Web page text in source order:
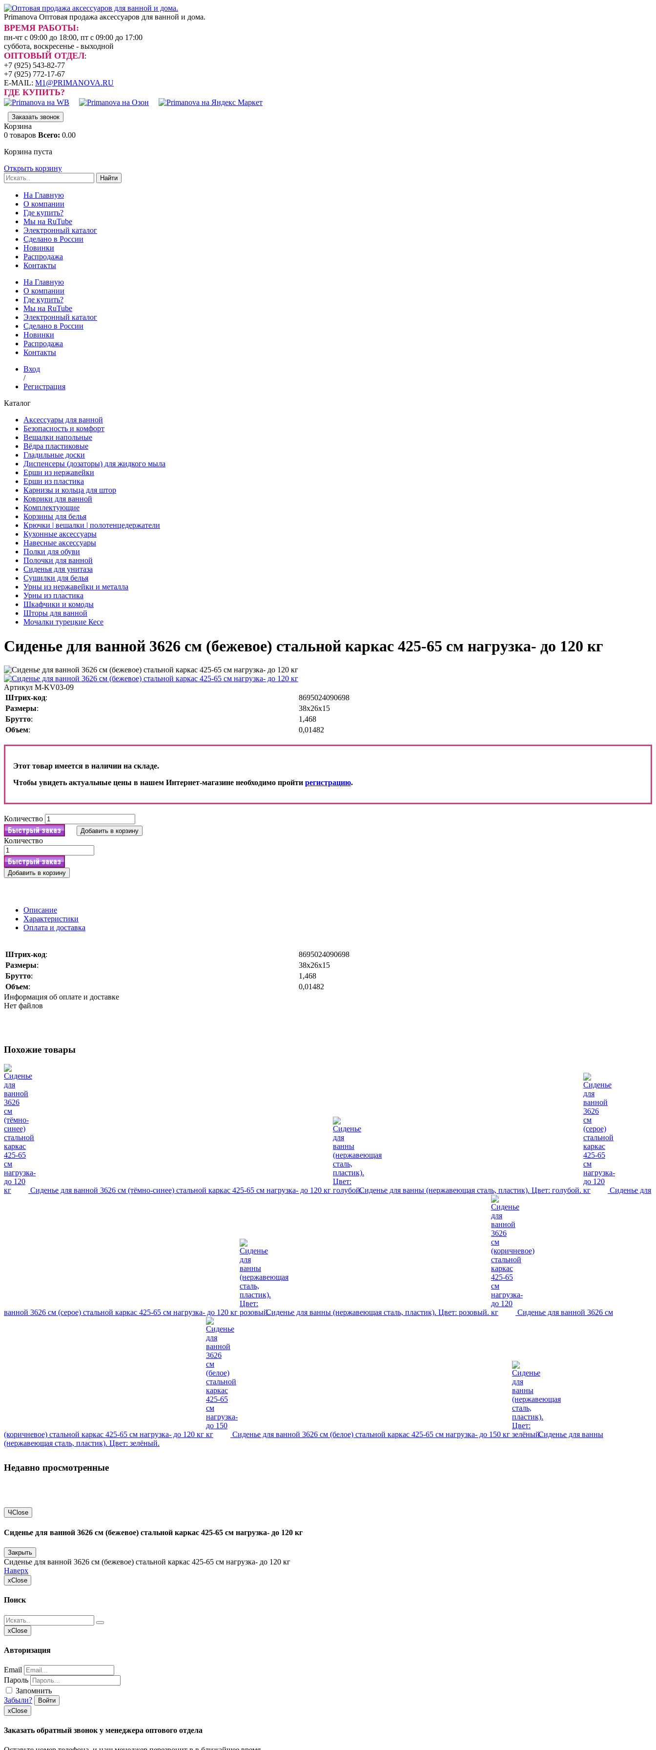
Primanova Оптовая продажа аксессуаров для ванной и дома.
ВРЕМЯ РАБОТЫ:
пн-чт с 09:00 до 18:00, пт с 09:00 до 17:00
суббота, воскресенье - выходной
ОПТОВЫЙ ОТДЕЛ:
+7 (925) 543-82-77
+7 (925) 772-17-67
E-MAIL: M1@PRIMANOVA.RU
ГДЕ КУПИТЬ?
Заказать звонок
Корзина
0 товаров Всего: 0.00
Корзина пуста
Открыть корзину
Найти
На Главную
О компании
Где купить?
Мы на RuTube
Электронный каталог
Сделано в России
Новинки
Распродажа
Контакты
На Главную
О компании
Где купить?
Мы на RuTube
Электронный каталог
Сделано в России
Новинки
Распродажа
Контакты
Вход
/
Регистрация
Каталог
Аксессуары для ванной
Безопасность и комфорт
Вешалки напольные
Вёдра пластиковые
Гладильные доски
Диспенсеры (дозаторы) для жидкого мыла
Ерши из нержавейки
Ерши из пластика
Карнизы и кольца для штор
Коврики для ванной
Комплектующие
Корзины для белья
Крючки | вешалки | полотенцедержатели
Кухонные аксессуары
Навесные аксессуары
Полки для обуви
Полочки для ванной
Сиденья для унитаза
Сушилки для белья
Урны из нержавейки и металла
Урны из пластика
Шкафчики и комоды
Шторы для ванной
Мочалки турецкие Кесе
Сиденье для ванной 3626 см (бежевое) стальной каркас 425-65 см нагрузка- до 120 кг
Артикул M-KV03-09
Штрих-код:
8695024090698
Размеры:
38х26х15
Брутто:
1,468
Объем: 0,01482
Этот товар имеется в наличии на складе.
Чтобы увидеть актуальные цены в нашем Интернет-магазине необходимо пройти регистрацию.
Количество
Быстрый заказ Добавить в корзину
Количество
Быстрый заказ
Добавить в корзину
Описание
Характеристики
Оплата и доставка
Штрих-код:
8695024090698
Размеры:
38х26х15
Брутто:
1,468
Объем:
0,01482
Информация об оплате и доставке
Нет файлов
Похожие товары
Сиденье для ванной 3626 см (тёмно-синее) стальной каркас 425-65 см нагрузка- до 120 кг Сиденье для ванны (нержавеющая сталь, пластик). Цвет: голубой. Сиденье для
ванной 3626 см (серое) стальной каркас 425-65 см нагрузка- до 120 кг Сиденье для ванны (нержавеющая сталь, пластик). Цвет: розовый. Сиденье для ванной 3626 см
(коричневое) стальной каркас 425-65 см нагрузка- до 120 кг Сиденье для ванной 3626 см (белое) стальной каркас 425-65 см нагрузка- до 150 кг
Сиденье для ванны
(нержавеющая сталь, пластик). Цвет: зелёный.
Недавно просмотренные
ЧClose
Сиденье для ванной 3626 см (бежевое) стальной каркас 425-65 см нагрузка- до 120 кг
Закрыть
Сиденье для ванной 3626 см (бежевое) стальной каркас 425-65 см нагрузка- до 120 кг
Наверх
xClose
Поиск
xClose
Авторизация
Email
Пароль
Запомнить
Забыли?
Войти
xClose
Заказать обратный звонок у менеджера оптового отдела